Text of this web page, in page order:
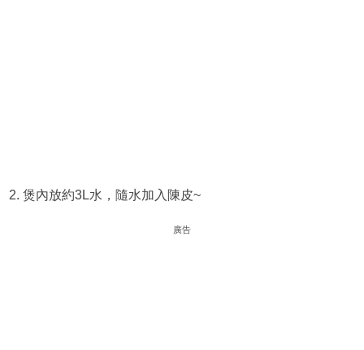
2. 煲內放約3L水，隨水加入陳皮~
廣告